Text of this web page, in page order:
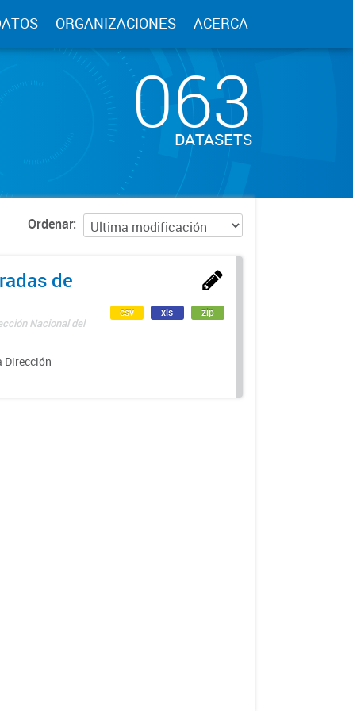
ORGANIZACIONES ACERCA
063
DATASETS
Ordenar
de
Nacional del
Dirección
csv xls zip